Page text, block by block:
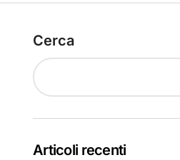
Cerca
Articoli recenti